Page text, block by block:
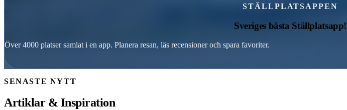
STÄLLPLATSAPPEN
Sveriges bästa Ställplatsapp!
Över 4000 platser samlat i en app. Planera resan, läs recensioner och spara favoriter.
SENASTE NYTT
Artiklar & Inspiration